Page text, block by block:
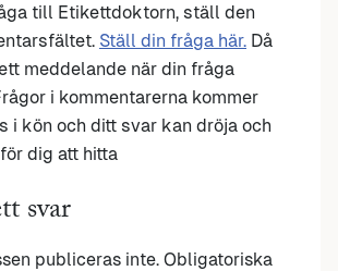
till Etikettdoktorn, ställ den
Ställ din fråga här. Då
meddelande när din fråga
i kommentarerna kommer
i kön och ditt svar kan dröja och
dig att hitta
svar
publiceras inte. Obligatoriska